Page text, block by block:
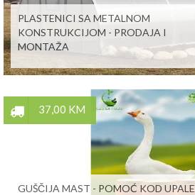
PLASTENICI SA METALNOM
KONSTRUKCIJOM - PRODAJA I
MONTAŽA
37,00 KM
GUŠČIJA MAST - POMOĆ KOD UPALE